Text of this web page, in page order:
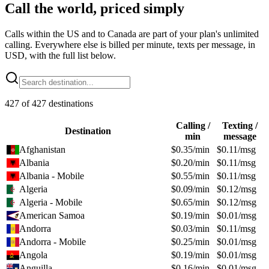
Call the world, priced simply
Calls within the US and to Canada are part of your plan's unlimited
calling. Everywhere else is billed per minute, texts per message, in
USD, with the full list below.
427 of427 destinations
Destination
Calling /
min
Texting /
message
Afghanistan
$0.35/min $0.11/msg
Albania
$0.20/min $0.11/msg
Albania - Mobile
$0.55/min $0.11/msg
Algeria
$0.09/min $0.12/msg
Algeria - Mobile
$0.65/min $0.12/msg
American Samoa
$0.19/min $0.01/msg
Andorra
$0.03/min $0.11/msg
Andorra - Mobile
$0.25/min $0.01/msg
Angola
$0.19/min $0.01/msg